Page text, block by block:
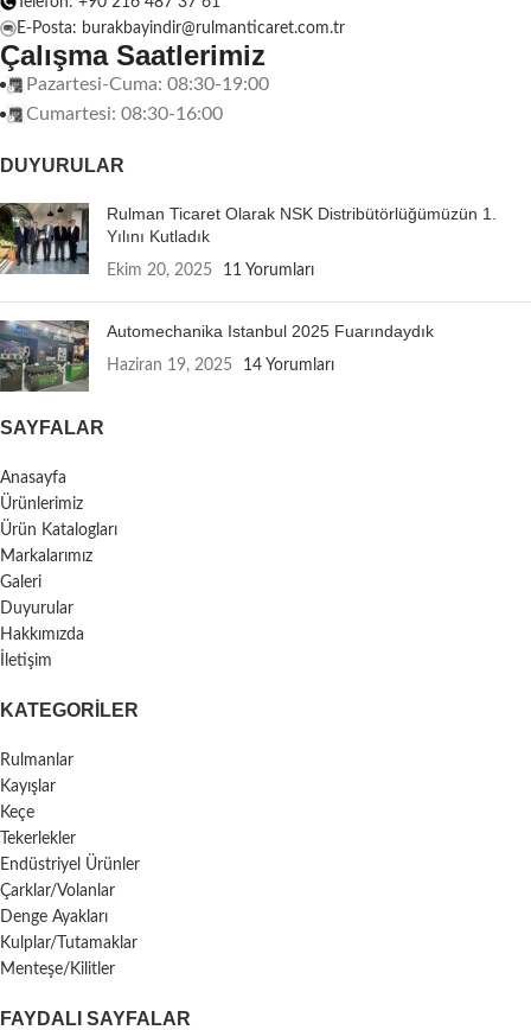
E-Posta: burakbayindir@rulmanticaret.com.tr
Çalışma Saatlerimiz
Pazartesi-Cuma: 08:30-19:00
Cumartesi: 08:30-16:00
DUYURULAR
Rulman Ticaret Olarak NSK Distribütörlüğümüzün 1.
Yılını Kutladık
Ekim 20, 2025 11 Yorumları
Automechanika Istanbul 2025 Fuarındaydık
Haziran 19, 2025 14 Yorumları
SAYFALAR
Anasayfa
Ürünlerimiz
Ürün Katalogları
Markalarımız
Galeri
Duyurular
Hakkımızda
İletişim
KATEGORILER
Rulmanlar
Kayışlar
Keçe
Tekerlekler
Endüstriyel Ürünler
Çarklar/Volanlar
Denge Ayakları
Kulplar/Tutamaklar
Menteşe/Kilitler
FAYDALI SAYFALAR